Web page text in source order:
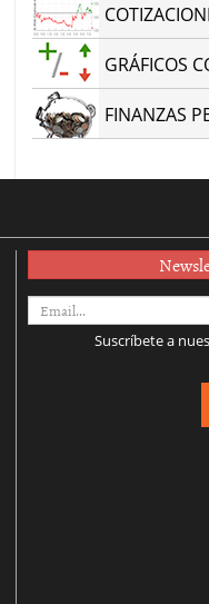
GRÁFICOS
FINANZAS
Suscríbete a